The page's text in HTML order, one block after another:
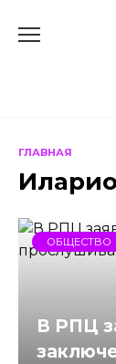
ГЛАВНАЯ
ОБЩЕСТВО
В РПЦ